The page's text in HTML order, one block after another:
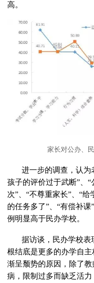
高。
家长对公办、
进一步的调查，认为
孩子的评价过于武断”、
次”、“不尊重家长”、“
的任务多了”、“有偿补
例明显高于民办学校。
据访谈，民办学校表
根结底是更多的办学自
渐呈颓势的原因，除了
病，限制过多而缺乏活